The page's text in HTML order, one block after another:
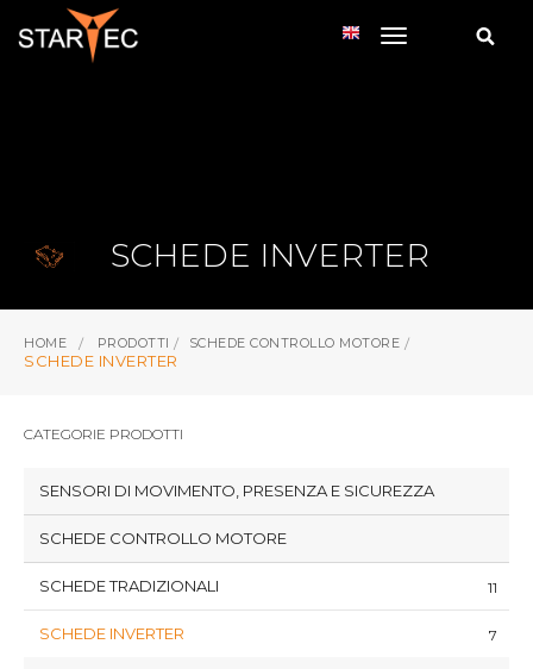
toggle
SCHEDE INVERTER
HOME PRODOTTI SCHEDE CONTROLLO MOTORE
SCHEDE INVERTER
CATEGORIE PRODOTTI
SENSORI DI MOVIMENTO, PRESENZA E SICUREZZA
SCHEDE CONTROLLO MOTORE
SCHEDE TRADIZIONALI 11
SCHEDE INVERTER 7